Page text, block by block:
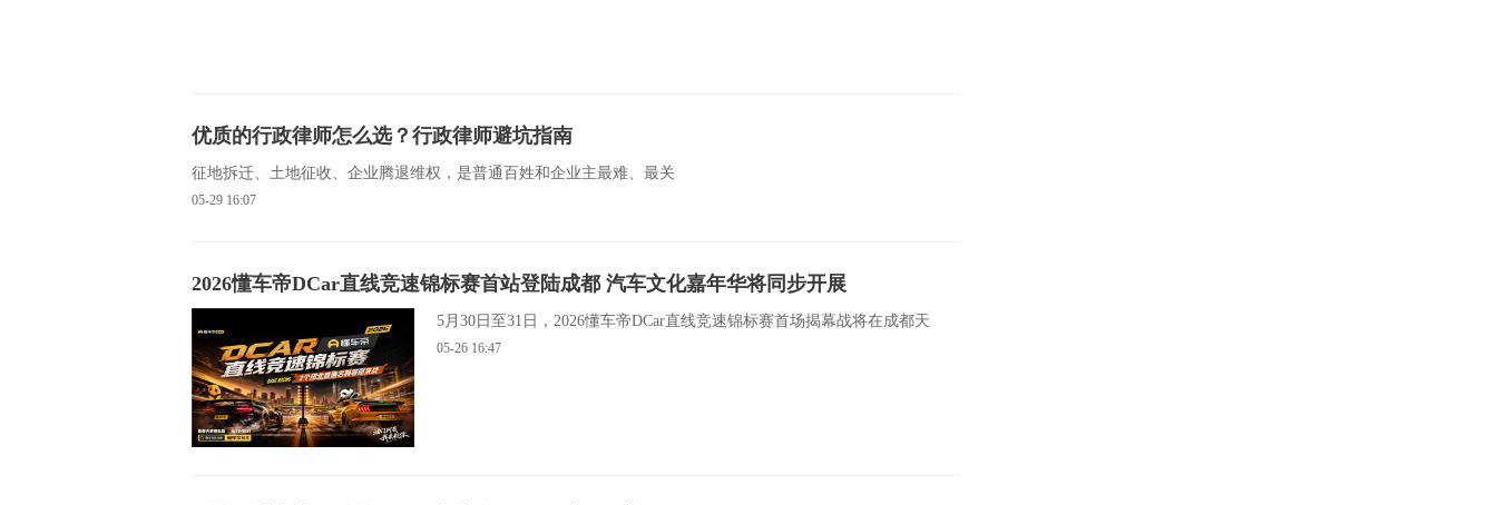
优质的行政律师怎么选？行政律师避坑指南
征地拆迁、土地征收、企业腾退维权，是普通百姓和企业主最难、最关
05-29 16:07
2026懂车帝DCar直线竞速锦标赛首站登陆成都 汽车文化嘉年华将同步开展
5月30日至31日，2026懂车帝DCar直线竞速锦标赛首场揭幕战将在成都天
05-26 16:47